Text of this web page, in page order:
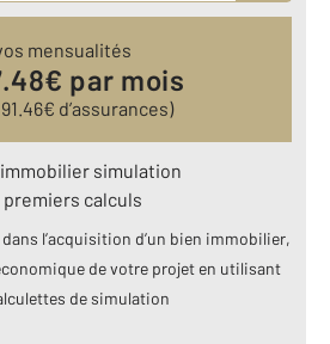
mensualités
€ par mois
91.46€ d’assurances)
simulation
premiers calculs
l’acquisition d’un bien immobilier,
de votre projet en utilisant
de simulation